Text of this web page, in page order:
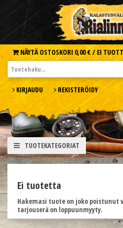
NÄYTÄ OSTOSKORI 0,00 € / EI
KIRJAUDU REKISTERÖIDY
TUOTEKATEGORIAT
Ei tuotetta
Hakemasi tuote on joko
tarjouserä on loppuunmyyty.